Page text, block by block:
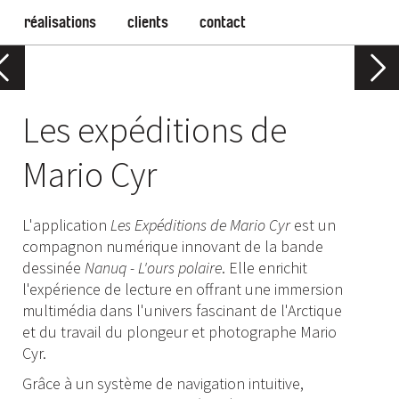
réalisations clients contact
Les expéditions de
Mario Cyr
L'application Les Expéditions de Mario Cyrest un
compagnon numérique innovant de la bande
dessinée Nanuq - L'ours polaire. Elle enrichit
l'expérience de lecture en offrant une immersion
multimédia dans l'univers fascinant de l'Arctique
et du travail du plongeur et photographe Mario
Cyr.
Grâce à un système de navigation intuitive,